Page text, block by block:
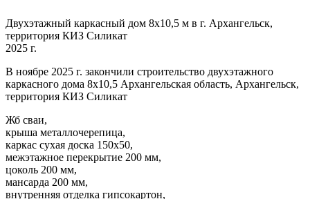
Двухэтажный каркасный дом 8х10,5 м в г. Архангельск,
территория КИЗ Силикат
2025 г.
В ноябре 2025 г. закончили строительство двухэтажного
каркасного дома 8х10,5 Архангельская область, Архангельск,
территория КИЗ Силикат
Жб сваи,
крыша металлочерепица,
каркас сухая доска 150х50,
межэтажное перекрытие 200 мм,
цоколь 200 мм,
мансарда 200 мм,
внутренняя отделка гипсокартон,